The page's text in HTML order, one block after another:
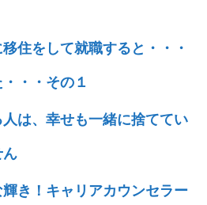
住をして就職すると・・・
・・その１
は、幸せも一緒に捨ててい
ん
き！キャリアカウンセラー